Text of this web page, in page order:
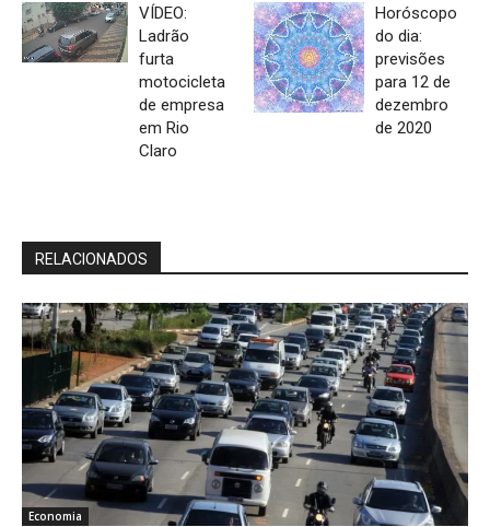
VÍDEO:
Ladrão
furta
motocicleta
de empresa
em Rio
Claro
Horóscopo
do dia:
previsões
para 12 de
dezembro
de 2020
RELACIONADOS
Economia